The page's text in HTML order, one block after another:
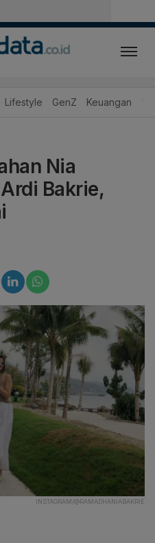
Lifestyle GenZ Keuangan
Nia
Bakrie,
INSTAGRAM/@RAMADHANIABAKRIE